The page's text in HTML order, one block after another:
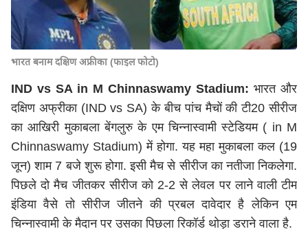
भारत बनाम दक्षिण अफ्रीका (फाइल फोटो)
IND vs SA in M Chinnaswamy Stadium: भारत और
दक्षिण अफ्रीका (IND vs SA) के बीच पांच मैचों की टी20 सीरीज
का आखिरी मुकाबला बेंगलुरु के एम चिन्नास्वामी स्टेडियम ( in M
Chinnaswamy Stadium) में होगा. यह महा मुकाबला कल (19
जून) शाम 7 बजे शुरू होगा. इसी मैच से सीरीज का नतीजा निकलेगा.
पिछले दो मैच जीतकर सीरीज को 2-2 से लेवल पर लाने वाली टीम
इंडिया वैसे तो सीरीज जीतने की प्रबल दावेदार है लेकिन एम
चिन्नास्वामी के मैदान पर उसका पिछला रिकॉर्ड थोड़ा डराने वाला है.